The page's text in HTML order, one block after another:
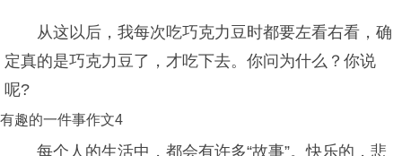
从这以后，我每次吃巧克力豆时都要左看右看，确
定真的是巧克力豆了，才吃下去。你问为什么？你说
呢?
有趣的一件事作文4
每个人的生活中，都会有许多“故事”。快乐的，悲